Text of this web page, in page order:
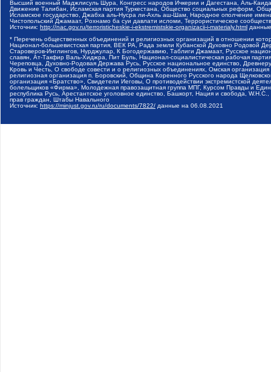
Высший военный Маджлисуль Шура, Конгресс народов Ичкерии и Дагестана, Аль-
Движение Талибан, Исламская партия Туркестана, Общество социальных реформ,
Исламское государство, Джабха аль-Нусра ли-Ахль аш-Шам, Народное ополчение
Чистопольский Джамаат, Рохнамо ба суи давлати исломи, Террористическое
Источник: http://nac.gov.ru/terroristicheskie-i-ekstremistskie-organizacii-i-materialy.html
* Перечень общественных объединений и религиозных организаций в отношении
Национал-большевистская партия, ВЕК РА, Рада земли Кубанской Духовно Родовой
Староверов-Инглингов, Нурджулар, К Богодержавию, Таблиги Джамаат, Русское
славян, Ат-Такфир Валь-Хиджра, Пит Буль, Национал-социалистическая рабочая
Череповца, Духовно-Родовая Держава Русь, Русское национальное единство,
Кровь и Честь, О свободе совести и о религиозных объединениях, Омская
религиозная организация п. Боровский, Община Коренного Русского народа
организация «Братство», Свидетели Иеговы, О противодействии экстремистской
болельщиков «Фирма», Молодежная правозащитная группа МПГ, Курсом Правды и
республика Русь, Арестантское уголовное единство, Башкорт, Нация и свобода,
прав граждан, Штабы Навального
Источник: https://minjust.gov.ru/ru/documents/7822/ данные на 06.08.2021